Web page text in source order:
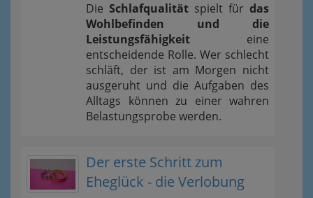
Die Schlafqualität spielt für das
Wohlbefinden und die
Leistungsfähigkeit eine
entscheidende Rolle. Wer schlecht
schläft, der ist am Morgen nicht
ausgeruht und die Aufgaben des
Alltags können zu einer wahren
Belastungsprobe werden.
Der erste Schritt zum
Eheglück - die Verlobung